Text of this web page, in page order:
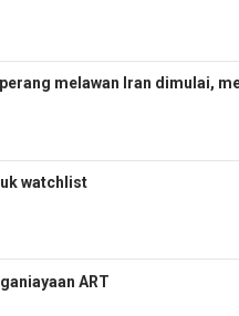
melawan Iran dimulai,
watchlist
ART